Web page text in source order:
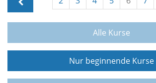
Alle Kurse
Nur beginnende Kurse